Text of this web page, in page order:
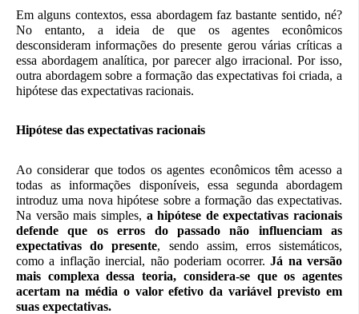
Em alguns contextos, essa abordagem fazbastante sentido, né?
No entanto, a ideia de que os agentes econômicos
desconsideram informações do presente gerou várias críticas a
essa abordagem analítica, por parecer algo irracional. Por isso,
outra abordagem sobre a formação das expectativas foi criada, a
hipótese das expectativas racionais.
Hipótese das expectativas racionais
Ao considerar que todos os agentes econômicos têm acesso a
todas as informações disponíveis, essa segunda abordagem
introduz uma nova hipótese sobre a formação das expectativas.
Na versão mais simples, a hipótese de expectativas racionais
defende que os erros do passado não influenciam as
expectativas do presente, sendo assim, erros sistemáticos,
como a inflação inercial, não poderiam ocorrer.Já na versão
mais complexa dessa teoria, considera-se que os agentes
acertam na média o valor efetivo da variável previsto em
suas expectativas.